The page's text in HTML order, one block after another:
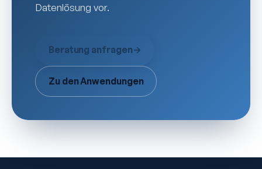
Datenlösung vor.
Beratung anfragen→
Zu den Anwendungen